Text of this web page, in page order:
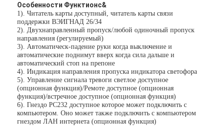
Особенности Функтионс&
1). Читатель карты доступный, читатель карты связи
поддержки ВЭИГНАД 26/34
2). Двухнаправленный пропуск/любой одиночный пропуск
направления (регулируемый)
3). Автоматическ-падение руки когда выключение и
автоматические поднимут вверх когда сила дальше и
автоматический стоп на препоне
4). Индикация направления пропуска индикатора светофора
5). Управление сигнала тревоги светлое доступное
(опционная функция)/Ремоте доступное (опционная
функция)/встречное доступное (опционная функция)
6). Гнездо РС232 доступное которое может подключить с
компьютером. Оно может также подключить с компьютером
гнездом ЛАН интернета (опционная функция)